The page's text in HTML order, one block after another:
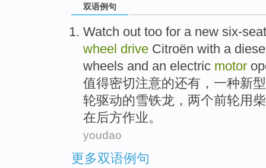
双语例句
Watch out too for a new six-
wheel drive Citroën with a
wheels and an electric motor
值得密切注意的还有， 一种新型
轮驱动的雪铁龙，两个前轮用
在后方作业。
youdao
更多双语例句